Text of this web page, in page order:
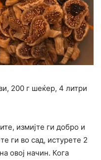
200 г шеќер, 4 литри
измијте ги добро и
ги во сад, истурете 2
овој начин. Кога